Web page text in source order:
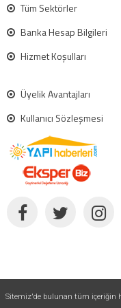
Tüm Sektörler
Banka Hesap Bilgileri
Hizmet Koşulları
Üyelik Avantajları
Kullanıcı Sözleşmesi
Sitemiz'de bulunan tüm içeriğin